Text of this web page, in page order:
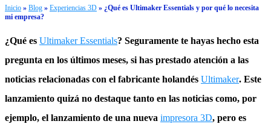
Inicio » Blog » Experiencias 3D » ¿Qué es Ultimaker Essentials y por qué lo necesita
mi empresa?
¿Qué es Ultimaker Essentials? Seguramente te hayas hecho esta
pregunta en los últimos meses, si has prestado atención a las
noticias relacionadas con el fabricante holandés Ultimaker. Este
lanzamiento quizá no destaque tanto en las noticias como, por
ejemplo, el lanzamiento de una nueva impresora 3D, pero es